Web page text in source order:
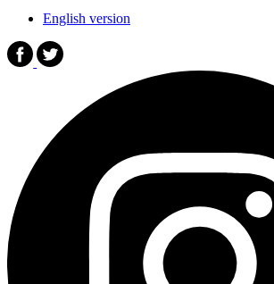
English version